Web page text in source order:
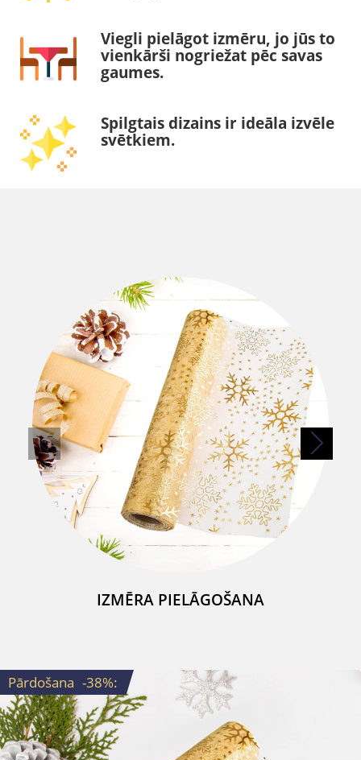
Viegli pielāgot izmēru, jo jūs to
vienkārši nogriežat pēc savas
gaumes.
Spilgtais dizains ir ideāla izvēle
svētkiem.
IZMĒRA PIELĀGOŠANA
Pārdošana -38%: